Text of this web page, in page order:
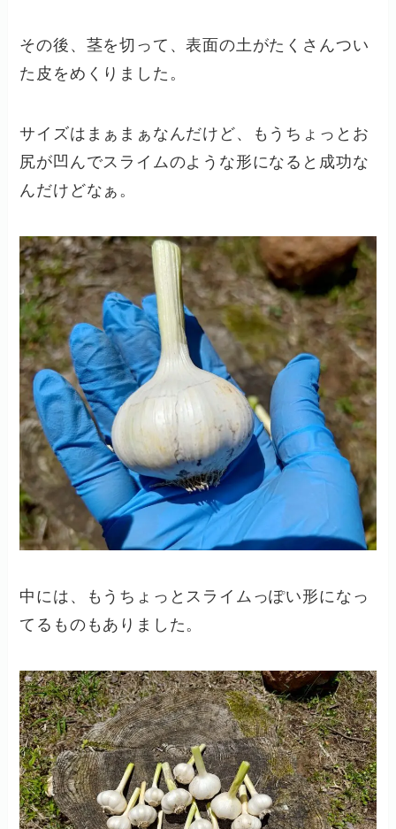
その後、茎を切って、表面の土がたくさんつい
た皮をめくりました。
サイズはまぁまぁなんだけど、もうちょっとお
尻が凹んでスライムのような形になると成功な
んだけどなぁ。
中には、もうちょっとスライムっぽい形になっ
てるものもありました。